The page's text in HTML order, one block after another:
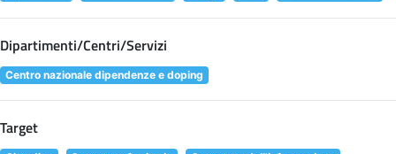
Dipartimenti/Centri/Servizi
Centro nazionale dipendenze e doping
Target